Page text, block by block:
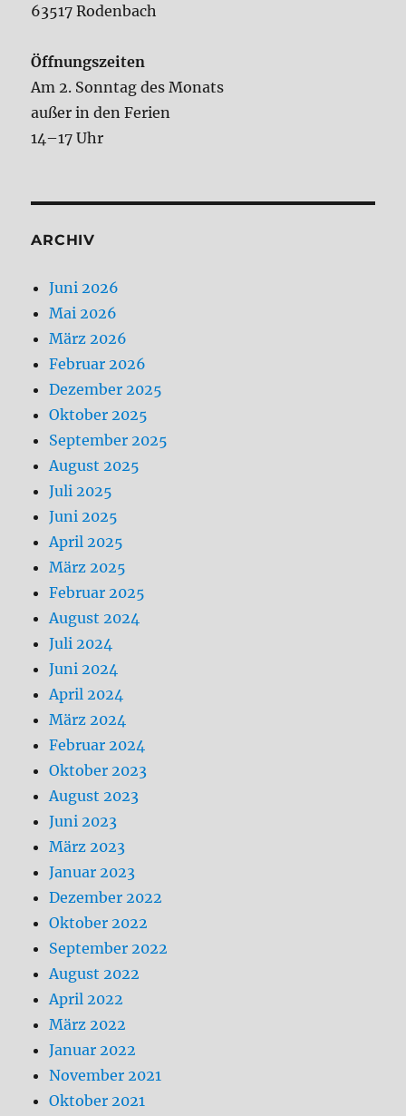
63517 Rodenbach
Öffnungszeiten
Am 2. Sonntag des Monats
außer in den Ferien
14–17 Uhr
ARCHIV
Juni 2026
Mai 2026
März 2026
Februar 2026
Dezember 2025
Oktober 2025
September 2025
August 2025
Juli 2025
Juni 2025
April 2025
März 2025
Februar 2025
August 2024
Juli 2024
Juni 2024
April 2024
März 2024
Februar 2024
Oktober 2023
August 2023
Juni 2023
März 2023
Januar 2023
Dezember 2022
Oktober 2022
September 2022
August 2022
April 2022
März 2022
Januar 2022
November 2021
Oktober 2021